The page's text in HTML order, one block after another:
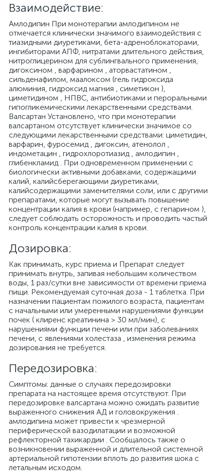
Взаимодействие:
Амлодипин При монотерапии амлодипином не
отмечается клинически значимого взаимодействия с
тиазидными диуретиками, бета-адреноблокаторами,
ингибиторами АПФ, нитратами длительного действия,
нитроглицерином для сублингвального применения,
дигоксином , варфарином , аторвастатином ,
сильденафилом, маалоксом (гель гидроксида
алюминия, гидроксид магния , симетикон ),
циметидином , НПВС, антибиотиками и пероральными
гипогликемическими лекарственными средствами.
Валсартан Установлено, что при монотерапии
валсартаном отсутствует клинически значимое со
следующими лекарственными средствами: циметидин,
варфарин, фуросемид , дигоксин, атенолол ,
индометацин , гидрохлоротиазид , амлодипин ,
глибенкламид . При одновременном применении с
биологически активными добавками, содержащими
калий, калийсберегающими диуретиками,
калийсодержащими заменителями соли, или с другими
препаратами, которые могут вызывать повышение
концентрации калия в крови (например, с гепарином ),
следует соблюдать осторожность и проводить частый
контроль концентрации калия в крови.
Дозировка:
Как принимать, курс приема и Препарат следует
принимать внутрь, запивая небольшим количеством
воды, 1 раз/сутки вне зависимости от времени приема
пищи. Рекомендуемая суточная доза - 1 таблетка. При
назначении пациентам пожилого возраста, пациентам
с начальными или умеренными нарушениями функции
почек ( клиренс креатинина > 30 мл/мин), с
нарушениями функции печени или при заболеваниях
печени, с явлениями холестаза , изменения режима
дозирования не требуется.
Передозировка:
Симптомы: данные о случаях передозировки
препарата на настоящее время отсутствуют. При
передозировке валсартана можно ожидать развитие
выраженного снижения АД и головокружения .
амлодипина может привести к чрезмерной
периферической вазодилатации и возможной
рефлекторной тахикардии . Сообщалось также о
возникновении выраженной и длительной системной
артериальной гипотензии вплоть до развития шока с
летальным исходом.